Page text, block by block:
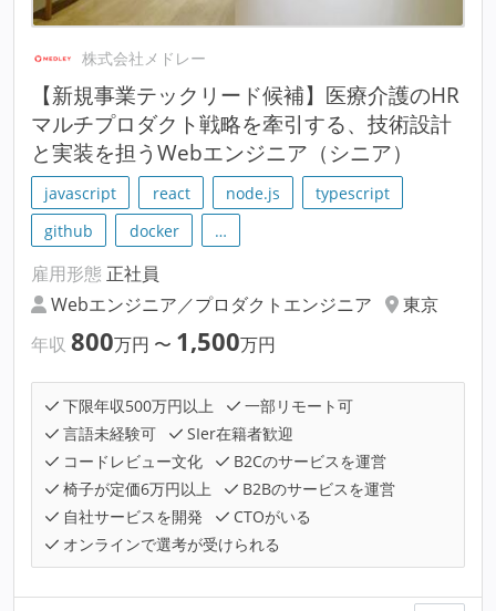
株式会社メドレー
【新規事業テックリード候補】医療介護のHR
マルチプロダクト戦略を牽引する、技術設計
と実装を担うWebエンジニア（シニア）
javascript react node.js
typescript
github
docker …
雇用形態 正社員
Webエンジニア／プロダクトエンジニア
東京
年収 800万円 〜 1,500万円
下限年収500万円以上
一部リモート可
言語未経験可
SIer在籍者歓迎
コードレビュー文化
B2Cのサービスを運営
椅子が定価6万円以上
B2Bのサービスを運営
自社サービスを開発
CTOがいる
オンラインで選考が受けられる